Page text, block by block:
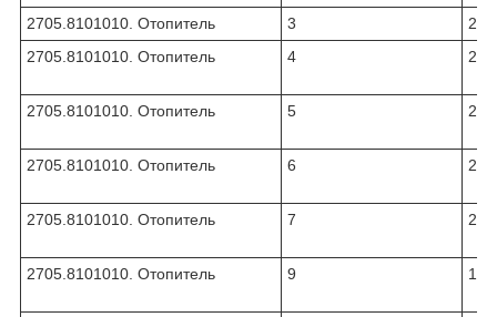
2705.8101010. Отопитель 3
2705.8101010. Отопитель
4
2705.8101010. Отопитель 5
2705.8101010. Отопитель 6
2705.8101010. Отопитель 7
2705.8101010. Отопитель 9 12-